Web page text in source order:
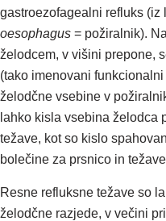
gastroezofagealni refluks (iz
oesophagus = požiralnik).
želodcem, v višini prepone,
(tako imenovani
želodčne vsebine v
lahko kisla vsebina želodca
težave, kot so kislo
bolečine za prsnico in
Resne refluksne težave so
želodčne razjede, v večini